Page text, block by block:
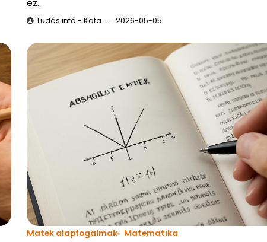
Tudás infó - Kata 2026-05-05
Matek alapfogalmak Matematika